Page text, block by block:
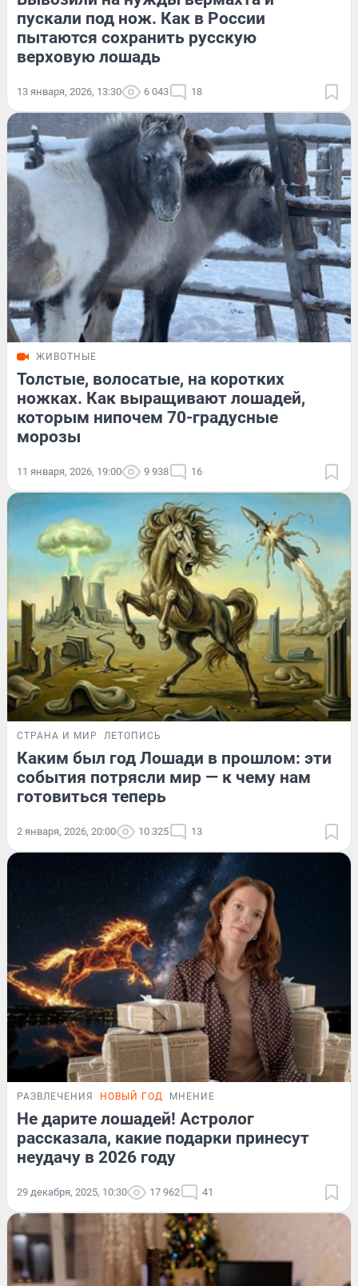
пускали под нож. Как в России
пытаются сохранить русскую
верховую лошадь
13 января, 2026, 13:30 6 043 18
ЖИВОТНЫЕ
Толстые, волосатые, на коротких
ножках. Как выращивают лошадей,
которым нипочем 70-градусные
морозы
11 января, 2026, 19:00 9 938 16
СТРАНА И МИР ЛЕТОПИСЬ
Каким был год Лошади в прошлом: эти
события потрясли мир — к чему нам
готовиться теперь
2 января, 2026, 20:00 10 325 13
РАЗВЛЕЧЕНИЯ НОВЫЙ ГОД МНЕНИЕ
Не дарите лошадей! Астролог
рассказала, какие подарки принесут
неудачу в 2026 году
29 декабря, 2025, 10:30 17 962 41